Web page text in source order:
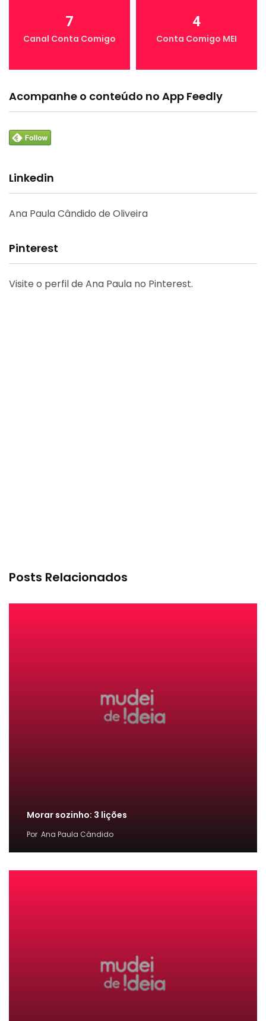
7
Canal Conta Comigo
4
Conta Comigo MEI
Acompanhe o conteúdo no App Feedly
Linkedin
Ana Paula Cândido de Oliveira
Pinterest
Visite o perfil de Ana Paula no Pinterest.
Posts Relacionados
Morar sozinho: 3 lições
Por Ana Paula Cândido